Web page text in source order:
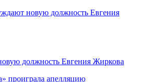
должность Евгения Жиркова